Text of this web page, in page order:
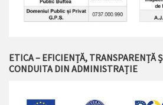
ETICA – EFICIENȚĂ, TRANSPARENȚĂ
CONDUITA DIN ADMINISTRAȚIE